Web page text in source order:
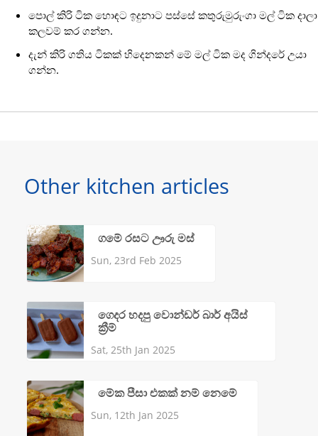
පොල් කිරි ටික හොඳට ඉදුනාට පස්සේ කතුරුමුරුංගා මල් ටික දාලා
කලවම් කර ගන්න.
දැන් කිරි ගතිය ටිකක් හිදෙනකන් මේ මල් ටික මද ගින්දරේ උයා
ගන්න.
Other kitchen articles
ගමේ රසට ඌරු මස්
Sun, 23rd Feb 2025
ගෙදර හදපු වොන්ඩර් බාර් අයිස්
ක්‍රීම්
Sat, 25th Jan 2025
මේක පීසා එකක් නම් නෙමේ
Sun, 12th Jan 2025